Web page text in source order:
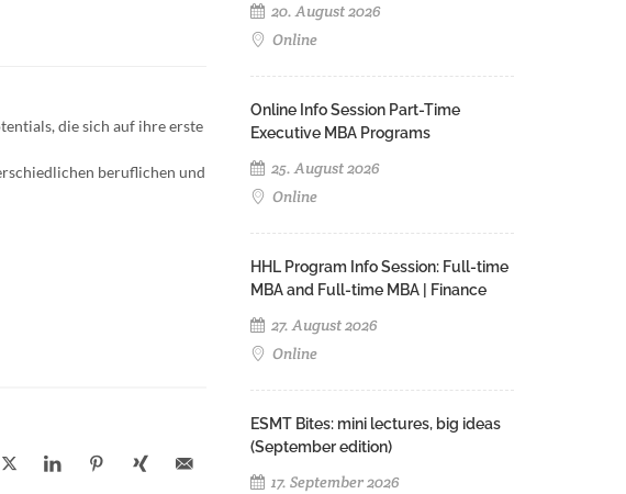
die sich auf ihre erste
beruflichen und
20. August 2026
Online
Online Info Session Part-Time
Executive MBA Programs
25. August 2026
Online
HHL Program Info Session: Full-time
MBA and Full-time MBA | Finance
27. August 2026
Online
ESMT Bites: mini lectures, big ideas
(September edition)
17. September 2026